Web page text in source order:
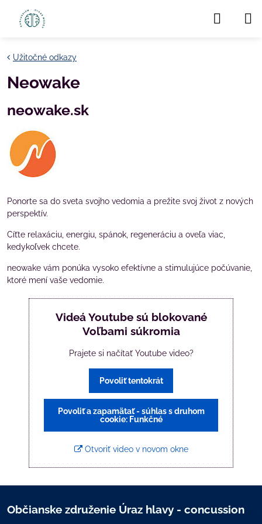
Užitočné odkazy
Neowake
neowake.sk
Ponorte sa do sveta svojho vedomia a prežite svoj život z nových
perspektív.
Cíťte relaxáciu, energiu, spánok, regeneráciu a oveľa viac,
kedykoľvek chcete.
neowake vám ponúka vysoko efektívne a stimulujúce počúvanie,
ktoré mení vaše vedomie.
Videá Youtube sú blokované
Voľbami súkromia
Prajete si načítať Youtube video?
Povoliť tentokrát
Povoliť a zapamätať - súhlas s druhom
cookie: Funkčné
Otvoriť video v novom okne
Občianske združenie Úraz hlavy - concussion